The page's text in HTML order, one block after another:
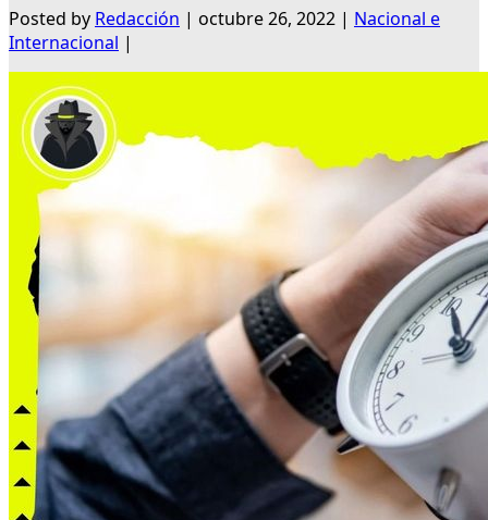
Posted by Redacción | octubre 26, 2022 | Nacional e
Internacional |